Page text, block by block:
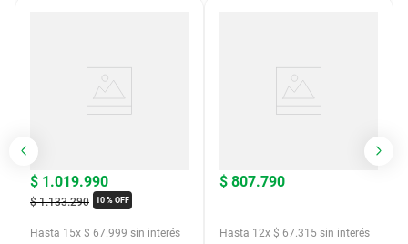
$ 1.019.990
$ 1.133.290 10 % OFF
Hasta 15x $ 67.999 sin interés
$ 807.790
Hasta 12x $ 67.315 sin interés